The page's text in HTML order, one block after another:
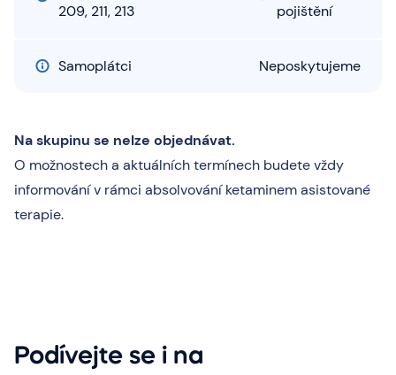
209, 211, 213
pojištění
Samoplátci Neposkytujeme
Na skupinu se nelze objednávat.
O možnostech a aktuálních termínech budete vždy
informování v rámci absolvování ketaminem asistované
terapie.
Podívejte se i na